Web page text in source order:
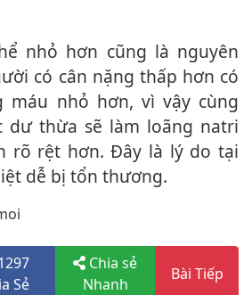
có cân nặng thấp hơn có
máu nhỏ hơn, vì vậy cùng
dư thừa sẽ làm loãng natri
rõ rệt hơn. Đây là lý do tại
dễ bị tổn thương.
Sẻ
Chia sẻ
Nhanh
Bài Tiếp